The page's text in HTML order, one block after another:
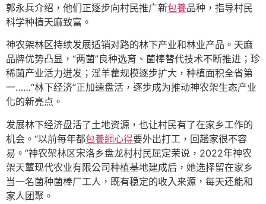
郭永兵介绍，他们正逐步向村民推广新包養品种，指导村民
科学种植天麻致富。
神农架林区持续发展适销对路的林下产业和林业产品。天麻
品牌优势凸显，“两菌”良种选育、菌棒替代技术不断推进；珍
稀菌产业活力迸发；淫羊藿规模逐步扩大，种植面积全省第
一……“林下经济”正加速盘活，逐步成为推动神农架生态产业
化的新亮点。
发展林下经济盘活了土地资源，也让村民有了在家乡工作的
机会。“以前每年都包養網心得要外出打工，回趟家很不容
易。”神农架林区宋洛乡盘龙村村民屈定荣说，2022年神农
架天蕈现代农业有限公司种植基地建成后，她选择留在家乡
当一名菌种菌棒厂工人，既有稳定的收入来源，每天还能和
家人团聚。